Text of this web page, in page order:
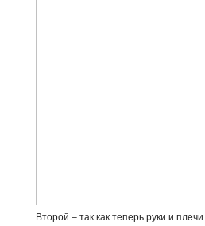
Второй – так как теперь руки и